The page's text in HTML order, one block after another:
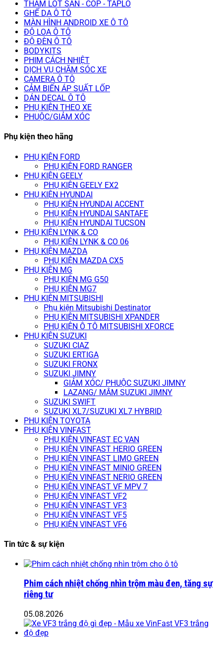
THẢM LÓT SÀN - CỐP - TAPLO
GHẾ DA Ô TÔ
MÀN HÌNH ANDROID XE Ô TÔ
ĐỘ LOA Ô TÔ
ĐỘ ĐÈN Ô TÔ
BODYKITS
PHIM CÁCH NHIỆT
DỊCH VỤ CHĂM SÓC XE
CAMERA Ô TÔ
CẢM BIẾN ÁP SUẤT LỐP
DÁN DECAL Ô TÔ
PHỤ KIỆN THEO XE
PHUỘC/GIẢM XÓC
Phụ kiện theo hãng
PHỤ KIỆN FORD
PHỤ KIỆN FORD RANGER
PHỤ KIỆN GEELY
PHỤ KIỆN GEELY EX2
PHỤ KIỆN HYUNDAI
PHỤ KIỆN HYUNDAI ACCENT
PHỤ KIỆN HYUNDAI SANTAFE
PHỤ KIỆN HYUNDAI TUCSON
PHỤ KIỆN LYNK & CO
PHỤ KIỆN LYNK & CO 06
PHỤ KIỆN MAZDA
PHỤ KIỆN MAZDA CX5
PHỤ KIỆN MG
PHỤ KIỆN MG G50
PHỤ KIỆN MG7
PHỤ KIỆN MITSUBISHI
Phụ kiện Mitsubishi Destinator
PHỤ KIỆN MITSUBISHI XPANDER
PHỤ KIỆN Ô TÔ MITSUBISHI XFORCE
PHỤ KIỆN SUZUKI
SUZUKI CIAZ
SUZUKI ERTIGA
SUZUKI FRONX
SUZUKI JIMNY
GIẢM XÓC/ PHUỘC SUZUKI JIMNY
LAZANG/ MÂM SUZUKI JIMNY
SUZUKI SWIFT
SUZUKI XL7/SUZUKI XL7 HYBRID
PHỤ KIỆN TOYOTA
PHỤ KIỆN VINFAST
PHỤ KIỆN VINFAST EC VAN
PHỤ KIỆN VINFAST HERIO GREEN
PHỤ KIỆN VINFAST LIMO GREEN
PHỤ KIỆN VINFAST MINIO GREEN
PHỤ KIỆN VINFAST NERIO GREEN
PHỤ KIỆN VINFAST VF MPV 7
PHỤ KIỆN VINFAST VF2
PHỤ KIỆN VINFAST VF3
PHỤ KIỆN VINFAST VF5
PHỤ KIỆN VINFAST VF6
Tin tức & sự kiện
Phim cách nhiệt chống nhìn trộm màu đen, tăng sự
riêng tư
05.08.2026